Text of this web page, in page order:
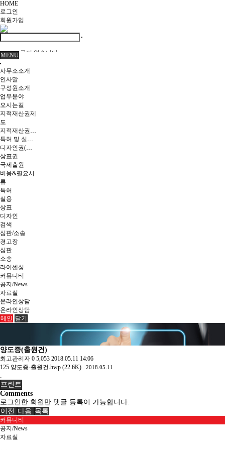
HOME
로그인
회원 가입
글이 없습니다.
MENU
사무소소개
인사말
구성원소개
업무분야
오시는길
지적재산권제
도
지적재산권이란
특허 및 실용신안
디자인권(의장)
상표권
국제출원
비용&필요서
류
특허
실용
상표
디자인
검색
심판/소송
경고장
심판
소송
라이센싱
커뮤니티
공지/News
자료실
온라인상담
온라인상담
메인 닫기
양도증(출원건)
최고관리자 0 5,053 2018.05.11 14:06
125 양도증-출원건.hwp (22.6K) 2018.05.11
.
프린트
Comments
로그인한 회원만 댓글 등록이 가능합니다.
이전 다음 목록
커뮤니티
공지/News
자료실